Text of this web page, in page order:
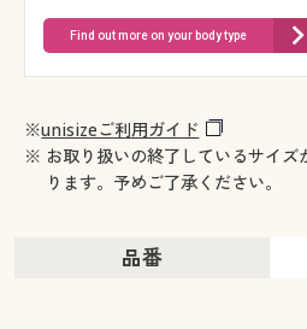
Find out more on your body type
※unisizeご利用ガイド
※ お取り扱いの終了しているサイズ
ります。予めご了承ください。
品番